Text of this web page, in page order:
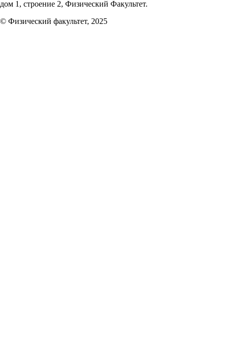
дом 1, строение 2, Физический Факультет.
© Физический факультет, 2025